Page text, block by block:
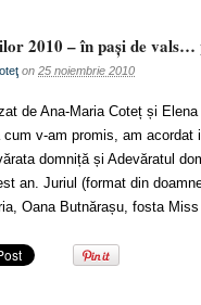
2010 – în pași de
on 25 noiembrie 2010
de Ana-Maria Coteț și
v-am promis, am acordat
domniță și Adevăratul
an. Juriul (format din
Oana Butnărașu, fosta